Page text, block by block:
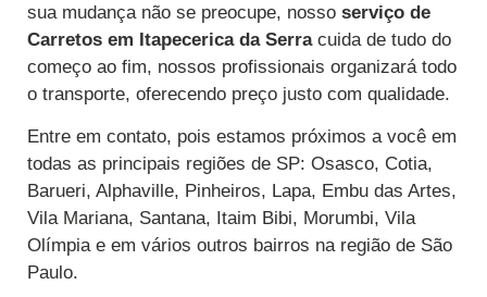
sua mudança não se preocupe, nosso serviço de
Carretos em Itapecerica da Serracuida de tudo do
começo ao fim, nossos profissionais organizará todo
o transporte, oferecendo preço justo com qualidade.
Entre em contato, pois estamos próximos a você em
todas as principais regiões de SP: Osasco, Cotia,
Barueri, Alphaville, Pinheiros, Lapa, Embu das Artes,
Vila Mariana, Santana, Itaim Bibi, Morumbi, Vila
Olímpia e em vários outros bairros na região de São
Paulo.